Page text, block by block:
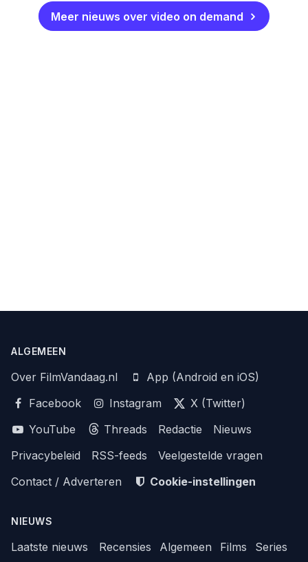
Meer nieuws over video on demand
ALGEMEEN
Over FilmVandaag.nl
App (Android en iOS)
Facebook
Instagram
X (Twitter)
YouTube
Threads Redactie
Nieuws
Privacybeleid
RSS-feeds
Veelgestelde vragen
Contact / Adverteren
Cookie-instellingen
NIEUWS
Laatste nieuws Recensies Algemeen Films
Series